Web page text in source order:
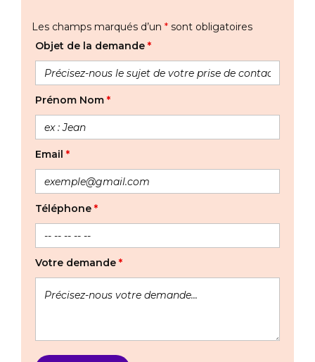
Les champs marqués d’un * sont obligatoires
Objet de la demande *
Prénom Nom *
Email *
Téléphone *
Votre demande *